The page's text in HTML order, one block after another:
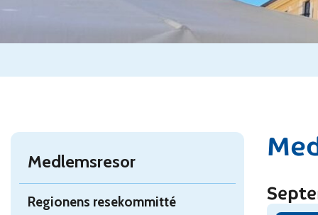
Medlemsresor
Regionens resekommitté